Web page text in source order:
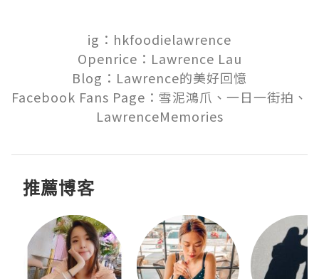
ig：hkfoodielawrence
Openrice：Lawrence Lau
Blog：Lawrence的美好回憶
Facebook Fans Page：雪泥鴻爪、一日一街拍、
LawrenceMemories
推薦博客